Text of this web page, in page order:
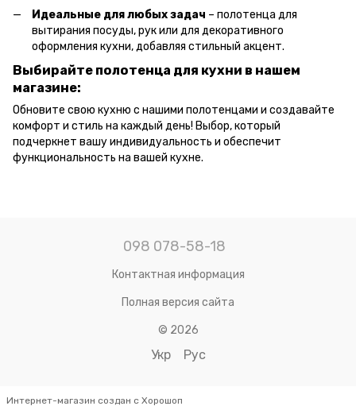
Идеальные для любых задач – полотенца для
вытирания посуды, рук или для декоративного
оформления кухни, добавляя стильный акцент.
Выбирайте полотенца для кухни в нашем
магазине:
Обновите свою кухню с нашими полотенцами и создавайте
комфорт и стиль на каждый день! Выбор, который
подчеркнет вашу индивидуальность и обеспечит
функциональность на вашей кухне.
098 078-58-18
Контактная информация
Полная версия сайта
© 2026
Укр Рус
Интернет-магазин создан с Хорошоп